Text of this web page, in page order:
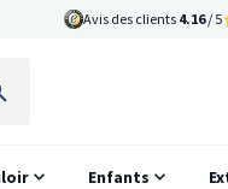
Avis des clients 4.16/ 5
Enfants